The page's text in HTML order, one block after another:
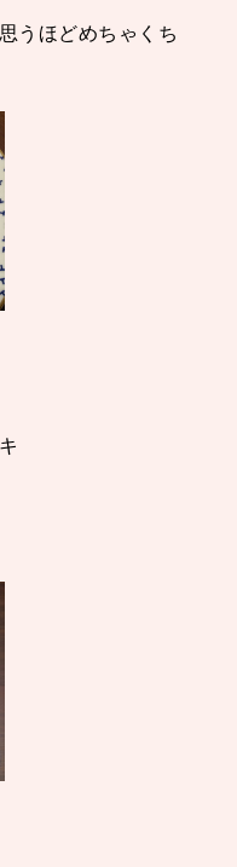
うほどめちゃくち